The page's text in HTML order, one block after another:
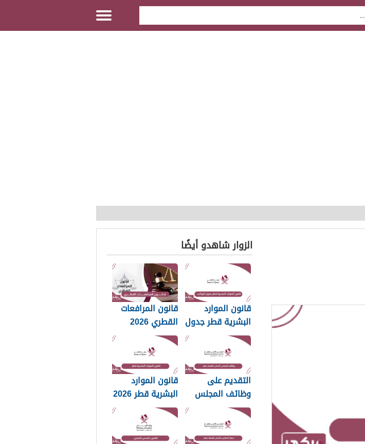
الزوار شاهدو أيضًا
قانون الموارد
البشرية قطر جدول
الرواتب 2026
قانون المرافعات
القطري 2026
التقديم على
وظائف المجلس
الاعلى للقضاء قطر
2026
قانون الموارد
البشرية قطر 2026